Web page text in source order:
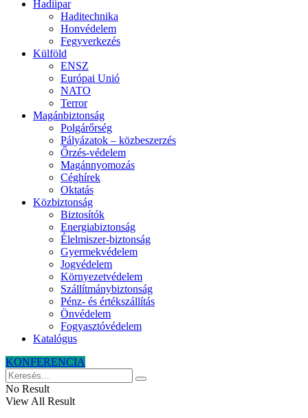
Hadiipar
Haditechnika
Honvédelem
Fegyverkezés
Külföld
ENSZ
Európai Unió
NATO
Terror
Magánbiztonság
Polgárőrség
Pályázatok – közbeszerzés
Őrzés-védelem
Magánnyomozás
Céghírek
Oktatás
Közbiztonság
Biztosítók
Energiabiztonság
Élelmiszer-biztonság
Gyermekvédelem
Jogvédelem
Környezetvédelem
Szállítmánybiztonság
Pénz- és értékszállítás
Önvédelem
Fogyasztóvédelem
Katalógus
KONFERENCIA
No Result
View All Result